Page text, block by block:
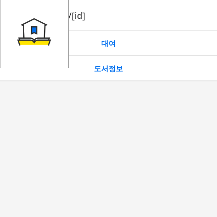
book/rent/[id]
대여
도서정보